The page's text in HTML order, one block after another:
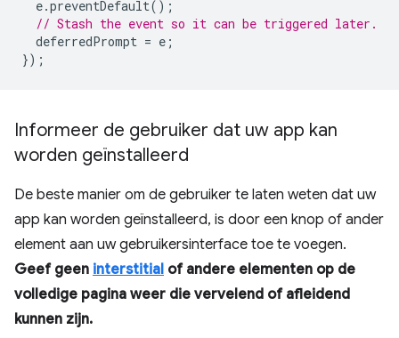
e.preventDefault();
// Stash the event so it can be triggered later.
deferredPrompt = e ;
});
Informeer de gebruiker dat uw app kan
worden geïnstalleerd
De beste manier om de gebruiker te laten weten dat uw
app kan worden geïnstalleerd, is door een knop of ander
element aan uw gebruikersinterface toe te voegen.
Geef geen interstitial of andere elementen op de
volledige pagina weer die vervelend of afleidend
kunnen zijn.